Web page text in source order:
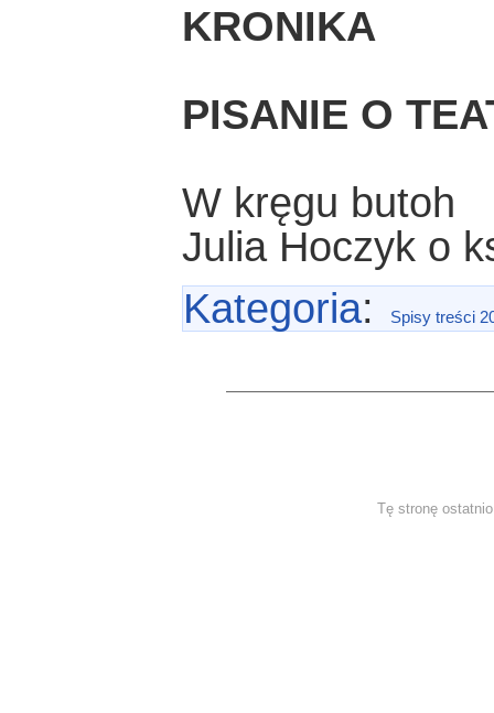
KRONIKA
PISANIE O
W kręgu butoh
Julia Hoczyk o
Kategoria: Spisy treści
Tę stronę